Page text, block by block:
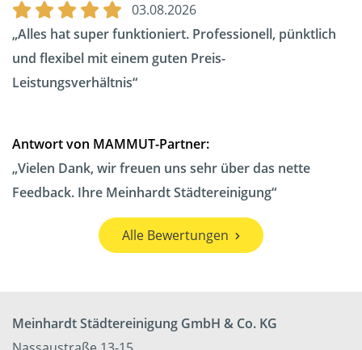
03.08.2026
Alles hat super funktioniert. Professionell, pünktlich
und flexibel mit einem guten Preis-
Leistungsverhältnis
Antwort von MAMMUT-Partner:
Vielen Dank, wir freuen uns sehr über das nette
Feedback. Ihre Meinhardt Städtereinigung
Alle Bewertungen
Meinhardt Städtereinigung GmbH & Co. KG